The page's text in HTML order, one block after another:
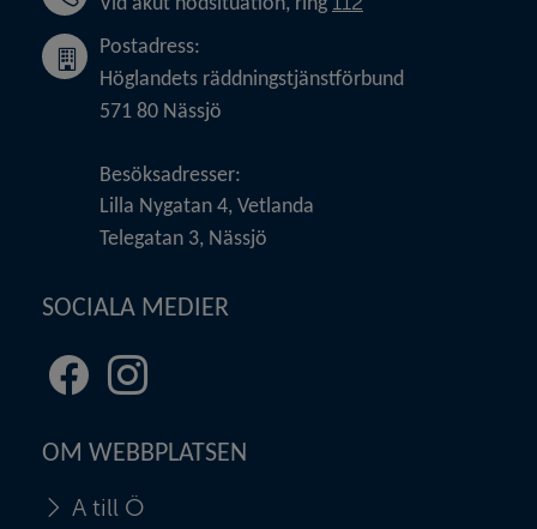
Postadress:
Höglandets räddningstjänstförbund
571 80 Nässjö
Besöksadresser:
Lilla Nygatan 4, Vetlanda
Telegatan 3, Nässjö
SOCIALA MEDIER
Facebook
till
annan
öppnas
Instagram
till
annan
öppnas
OM WEBBPLATSEN
A till Ö